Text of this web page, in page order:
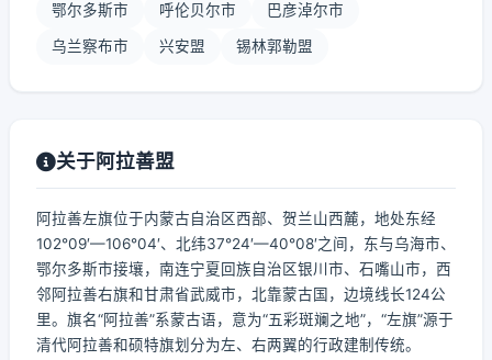
鄂尔多斯市 呼伦贝尔市 巴彦淖尔市
乌兰察布市 兴安盟 锡林郭勒盟
关于阿拉善盟
阿拉善左旗位于内蒙古自治区西部、贺兰山西麓，地处东经
102°09′—106°04′、北纬37°24′—40°08′之间，东与乌海市、
鄂尔多斯市接壤，南连宁夏回族自治区银川市、石嘴山市，西
邻阿拉善右旗和甘肃省武威市，北靠蒙古国，边境线长124公
里。旗名“阿拉善”系蒙古语，意为“五彩斑斓之地”，“左旗”源于
清代阿拉善和硕特旗划分为左、右两翼的行政建制传统。